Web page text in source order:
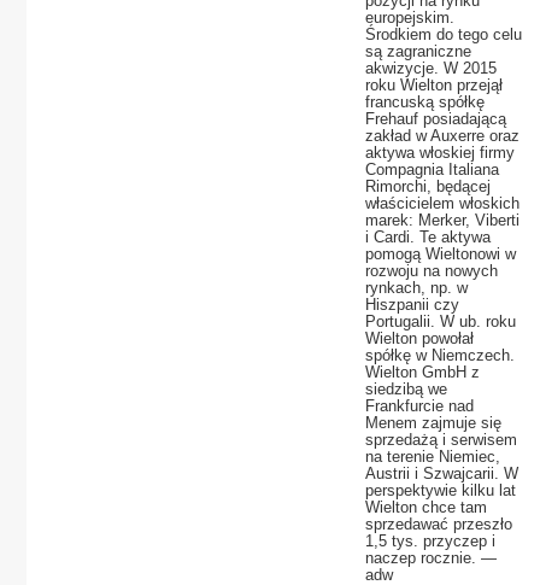
europejskim.
Środkiem do tego celu
są zagraniczne
akwizycje. W 2015
roku Wielton przejął
francuską spółkę
Frehauf posiadającą
zakład w Auxerre oraz
aktywa włoskiej firmy
Compagnia Italiana
Rimorchi, będącej
właścicielem włoskich
marek: Merker, Viberti
i Cardi. Te aktywa
pomogą Wieltonowi w
rozwoju na nowych
rynkach, np. w
Hiszpanii czy
Portugalii. W ub. roku
Wielton powołał
spółkę w Niemczech.
Wielton GmbH z
siedzibą we
Frankfurcie nad
Menem zajmuje się
sprzedażą i serwisem
na terenie Niemiec,
Austrii i Szwajcarii. W
perspektywie kilku lat
Wielton chce tam
sprzedawać przeszło
1,5 tys. przyczep i
naczep rocznie. —
adw